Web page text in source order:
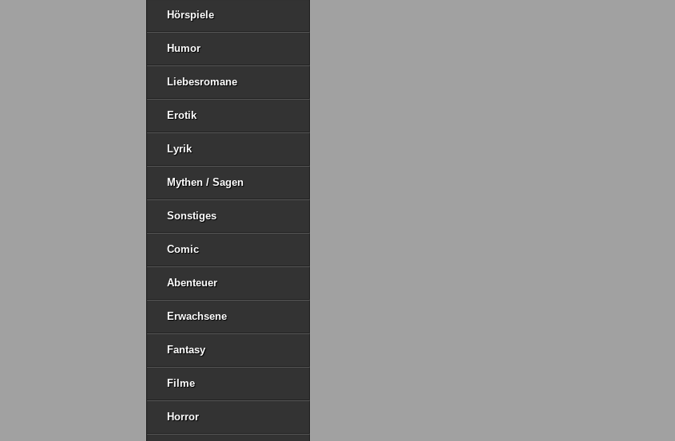
Hörspiele
Humor
Liebesromane
Erotik
Lyrik
Mythen / Sagen
Sonstiges
Comic
Abenteuer
Erwachsene
Fantasy
Filme
Horror